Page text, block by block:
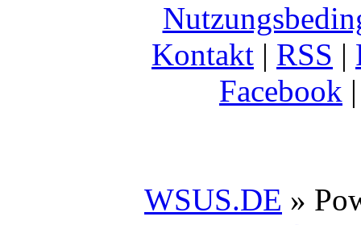
Kontakt | RSS |
Facebook
WSUS.DE »